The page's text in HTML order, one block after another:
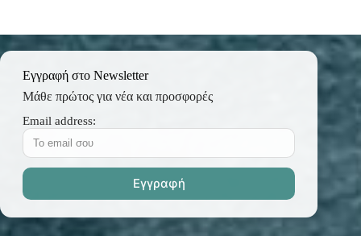
Εγγραφή στο Newsletter
Μάθε πρώτος για νέα και προσφορές
Email address: